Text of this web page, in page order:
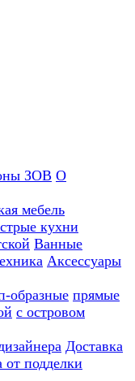
ЗОВ О
мебель
кухни
Ванные
Аксессуары
образные прямые
с островом
Доставка
от подделки